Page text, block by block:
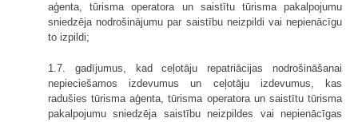
aģenta, tūrisma operatora un saistītu tūrisma pakalpojumu
sniedzēja nodrošinājumu par saistību neizpildi vai nepienācīgu
to izpildi;
1.7. gadījumus, kad ceļotāju repatriācijas nodrošināšanai
nepieciešamos izdevumus un ceļotāju izdevumus, kas
radušies tūrisma aģenta, tūrisma operatora un saistītu tūrisma
pakalpojumu sniedzēja saistību neizpildes vai nepienācīgas